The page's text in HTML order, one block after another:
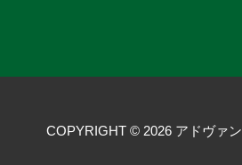
COPYRIGHT © 2026 アドヴァ